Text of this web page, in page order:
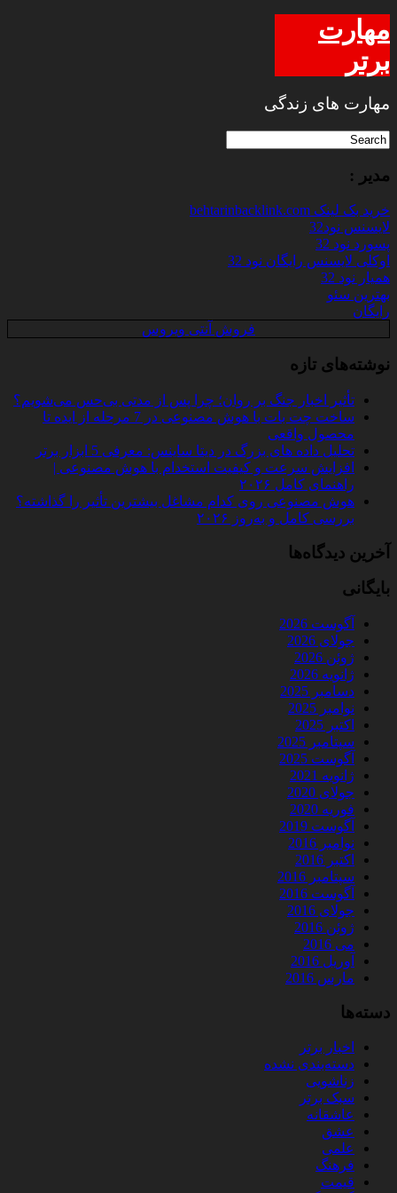
مهارت
برتر
مهارت های زندگی
مدیر :
خرید بک لینک behtarinbacklink.com
لایسنس نود32
پسورد نود 32
اوکلی لایسنس رایگان نود 32
همیار نود 32
بهترین سئو
رایگان
فروش آنتی ویروس
نوشته‌های تازه
تأثیر اخبار جنگ بر روان؛ چرا پس از مدتی بی‌حس می‌شویم؟
ساخت چت‌ بات با هوش مصنوعی در 7 مرحله از ایده تا
محصول واقعی
تحلیل داده‌ های بزرگ در دیتا ساینس: معرفی 5 ابزار برتر
افزایش سرعت و کیفیت استخدام با هوش مصنوعی |
راهنمای کامل ۲۰۲۶
هوش مصنوعی روی کدام مشاغل بیشترین تأثیر را گذاشته؟
بررسی کامل و به‌روز ۲۰۲۶
آخرین دیدگاه‌ها
بایگانی
آگوست 2026
جولای 2026
ژوئن 2026
ژانویه 2026
دسامبر 2025
نوامبر 2025
اکتبر 2025
سپتامبر 2025
آگوست 2025
ژانویه 2021
جولای 2020
فوریه 2020
آگوست 2019
نوامبر 2016
اکتبر 2016
سپتامبر 2016
آگوست 2016
جولای 2016
ژوئن 2016
می 2016
آوریل 2016
مارس 2016
دسته‌ها
اخبار برتر
دسته‌بندی نشده
زناشویی
سبک برتر
عاشقانه
عشق
علمی
فرهنگ
قیمت